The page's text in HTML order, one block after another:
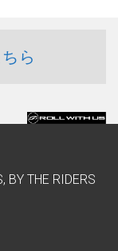
ら
BY THE RIDERS